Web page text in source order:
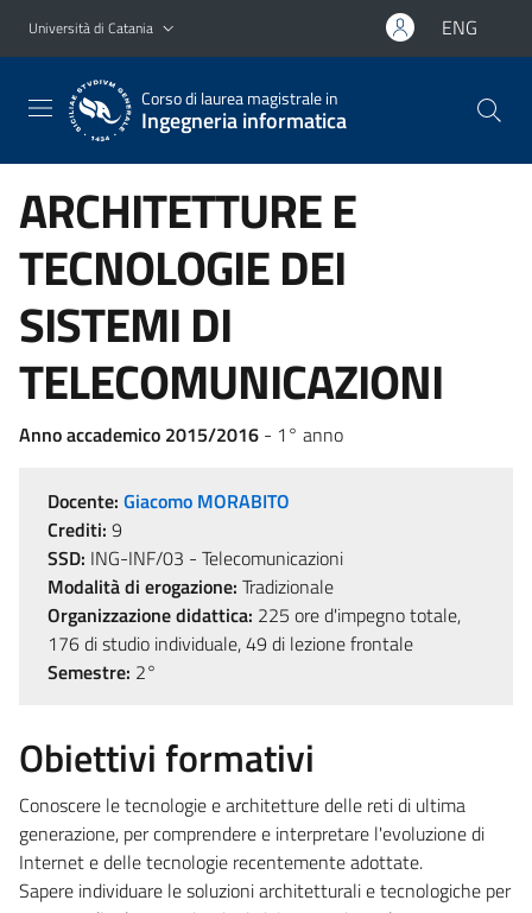
Vai al contenuto principale
Vai al menu di navigazione
Università di Catania ENG
Corso di laurea magistrale in
Ingegneria informatica
ARCHITETTURE E
TECNOLOGIE DEI
SISTEMI DI
TELECOMUNICAZIONI
Anno accademico 2015/2016 - 1° anno
Docente: Giacomo MORABITO
Crediti: 9
SSD: ING-INF/03 - Telecomunicazioni
Modalità di erogazione: Tradizionale
Organizzazione didattica: 225 ore d'impegno totale,
176 di studio individuale, 49 di lezione frontale
Semestre: 2°
Obiettivi formativi
Conoscere le tecnologie e architetture delle reti di ultima
generazione, per comprendere e interpretare l'evoluzione di
Internet e delle tecnologie recentemente adottate.
Sapere individuare le soluzioni architetturali e tecnologiche per